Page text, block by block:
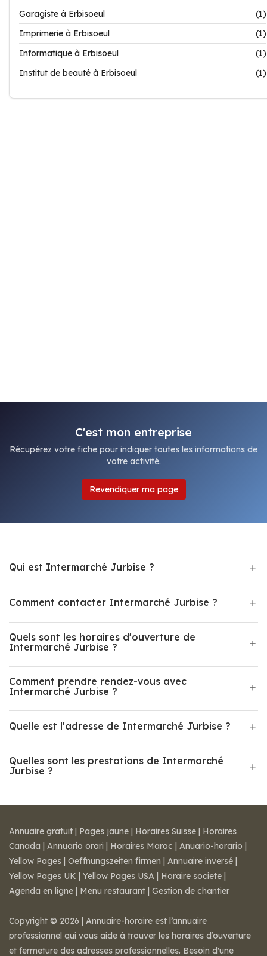
Garagiste à Erbisoeul
(1)
Imprimerie à Erbisoeul
(1)
Informatique à Erbisoeul
(1)
Institut de beauté à Erbisoeul
(1)
C'est mon entreprise
Récupérez votre fiche pour indiquer toutes les informations de
votre activité.
Revendiquer ma page
Qui est Intermarché Jurbise ?
Comment contacter Intermarché Jurbise ?
Quels sont les horaires d'ouverture de
Intermarché Jurbise ?
Comment prendre rendez-vous avec
Intermarché Jurbise ?
Quelle est l'adresse de Intermarché Jurbise ?
Quelles sont les prestations de Intermarché
Jurbise ?
Annuaire gratuit | Pages jaune | Horaires Suisse | Horaires
Canada | Annuario orari | Horaires Maroc | Anuario-horario |
Yellow Pages | Oeffnungszeiten firmen | Annuaire inversé |
Yellow Pages UK | Yellow Pages USA | Horaire societe |
Agenda en ligne | Menu restaurant | Gestion de chantier
Copyright © 2026 | Annuaire-horaire est l’annuaire
professionnel qui vous aide à trouver les horaires d’ouverture
et fermeture des adresses professionnelles. Besoin d'une